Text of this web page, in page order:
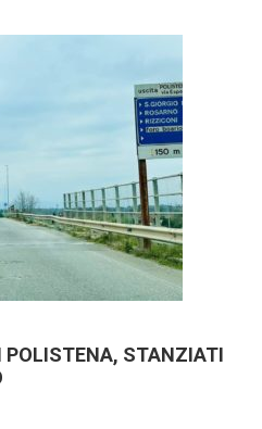
POLISTENA, STANZIATI